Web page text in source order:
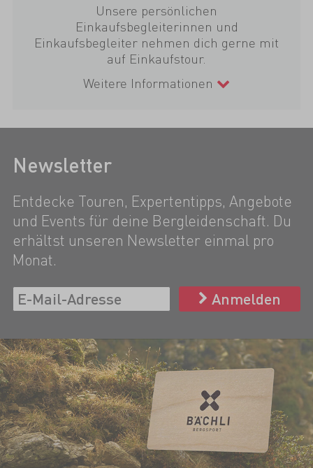
Unsere persönlichen
Einkaufsbegleiterinnen und
Einkaufsbegleiter nehmen dich gerne mit
auf Einkaufstour.
Weitere Informationen
Newsletter
Entdecke Touren, Expertentipps, Angebote
und Events für deine Bergleidenschaft. Du
erhältst unseren Newsletter einmal pro
Monat.
Anmelden